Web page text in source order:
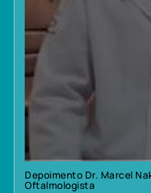
Depoimento Dr. Marcel
Oftalmologista